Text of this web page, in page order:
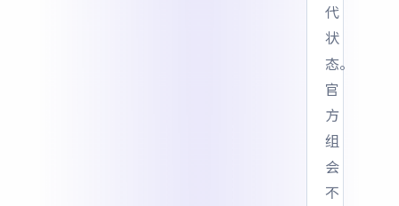
代
状
态。
官
方
组
会
不